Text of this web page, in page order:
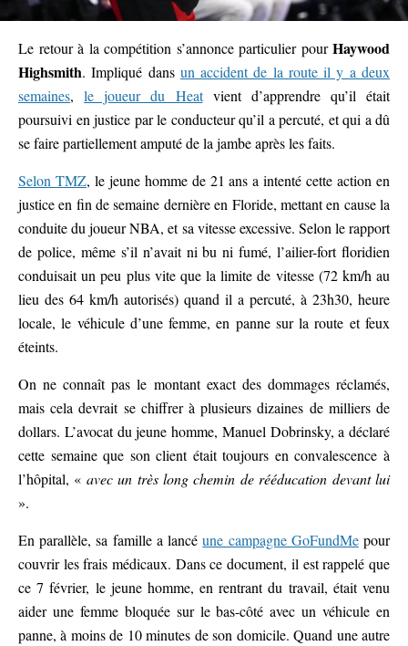
Le retour à la compétition s’annonce particulier pourHaywood
Highsmith. Impliqué dans un accident de la route il y a deux
semaines,le joueur du Heatvient d’apprendre qu’il était
poursuivi en justice par le conducteur qu’il a percuté, et qui a dû
se faire partiellement amputé de la jambe après les faits.
Selon TMZ, le jeune homme de 21 ans a intenté cette action en
justice en fin de semaine dernière en Floride, mettant en cause la
conduite du joueur NBA, et sa vitesse excessive. Selon le rapport
de police, même s’il n’avait ni bu ni fumé, l’ailier-fort floridien
conduisait un peu plus vite que la limite de vitesse (72 km/h au
lieu des 64 km/h autorisés) quand il a percuté, à 23h30, heure
locale, le véhicule d’une femme, en panne sur la route et feux
éteints.
On ne connaît pas le montant exact des dommages réclamés,
mais cela devrait se chiffrer à plusieurs dizaines de milliers de
dollars. L’avocat du jeune homme, Manuel Dobrinsky, a déclaré
cette semaine que son client était toujours en convalescence à
l’hôpital, « avec un très long chemin de rééducation devant lui
».
En parallèle, sa famille a lancéune campagne GoFundMepour
couvrir les frais médicaux. Dans ce document, il est rappelé que
ce 7 février, le jeune homme, en rentrant du travail, était venu
aider une femme bloquée sur le bas-côté avec un véhicule en
panne, à moins de 10 minutes de son domicile. Quand une autre